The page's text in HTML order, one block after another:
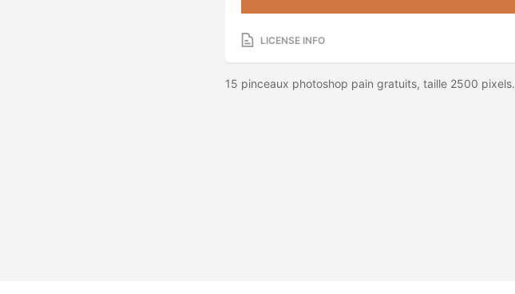
LICENSE INFO
15 pinceaux photoshop pain gratuits, taille 2500 pixels.